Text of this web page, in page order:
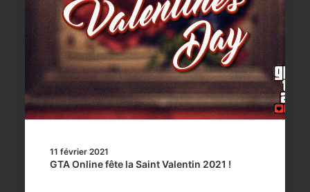
11 février 2021
GTA Online fête la Saint Valentin 2021 !